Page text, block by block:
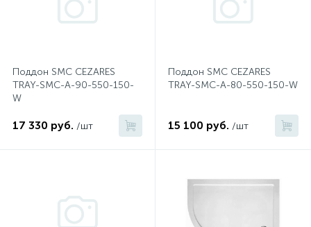
Поддон SMC CEZARES
TRAY-SMC-A-90-550-150-
W
17 330 руб. /шт
Поддон SMC CEZARES
TRAY-SMC-A-80-550-150-W
15 100 руб. /шт
Донные клапаны
Донный клапан
Душевые системы